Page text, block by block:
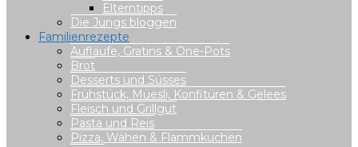
Elterntipps
Die Jungs bloggen
Familienrezepte
Aufläufe, Gratins & One-Pots
Brot
Desserts und Süsses
Frühstück, Müesli, Konfitüren & Gelees
Fleisch und Grillgut
Pasta und Reis
Pizza, Wähen & Flammkuchen